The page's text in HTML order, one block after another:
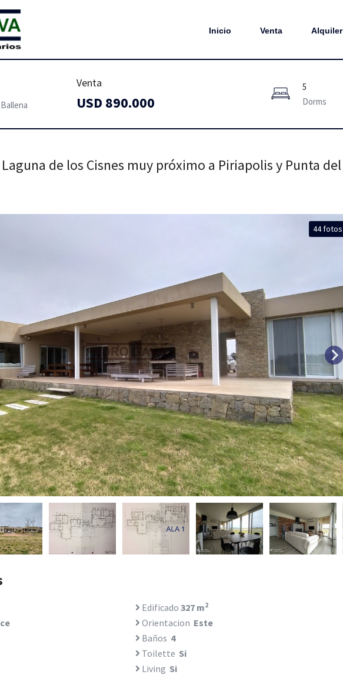
Inicio Venta Alquiler
Venta
USD 890.000
5
Dorms
de los Cisnes muy próximo a Piriapolis y Punta del
44 fotos
Edificado 327 m2
Orientacion Este
Baños 4
Toilette Si
Living Si